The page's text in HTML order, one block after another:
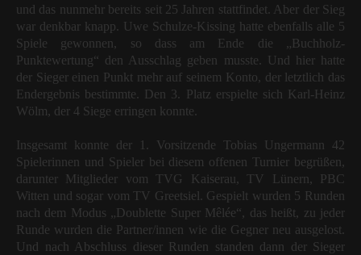
und das nunmehr bereits seit 25 Jahren stattfindet. Aber der Sieg
war denkbar knapp. Uwe Schulze-Kissing hatte ebenfalls alle 5
Spiele gewonnen, so dass am Ende die „Buchholz-
Punktewertung“ den Ausschlag geben musste. Und hier hatte
der Sieger einen Punkt mehr auf seinem Konto, der letztlich das
Endergebnis bestimmte. Den 3. Platz erspielte sich Karl-Heinz
Wölm, der 4 Siege erringen konnte.
Insgesamt konnte der 1. Vorsitzende Tobias Ungermann 42
Spielerinnen und Spieler bei diesem offenen Turnier begrüßen,
darunter Mitglieder vom TVG Kaiserau, TV Lünern, PBC
Witten und sogar vom TV Greetsiel. Gespielt wurden 5 Runden
nach dem Modus „Doublette Super Mêlée“, das heißt, zu jeder
Runde wurden die Partner/innen wie die Gegner neu ausgelost.
Und nach Abschluss dieser Runden standen dann der Sieger